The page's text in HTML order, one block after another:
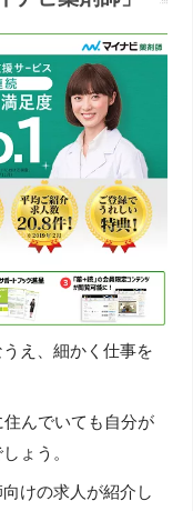
え、細かく仕事を
んでいても自分が
ょう。
けの求人が紹介し